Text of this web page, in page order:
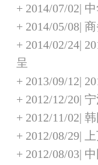
+ 2014/07/02|
+ 2014/05/08|
+ 2014/02/24|
呈
+ 2013/09/12|
+ 2012/12/20|
+ 2012/11/02|
+ 2012/08/29|
+ 2012/08/03|